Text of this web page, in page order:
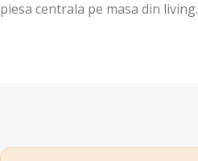
piesa centrala pe masa din living.